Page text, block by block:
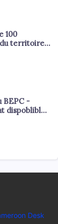
100
territoire
BEPC -
dispoblible